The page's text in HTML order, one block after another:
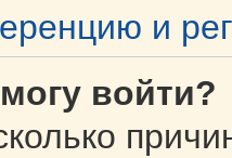
и
войти?